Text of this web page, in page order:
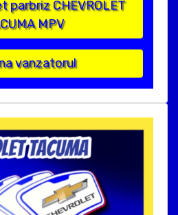
parbriz CHEVROLET
MPV
vanzatorul